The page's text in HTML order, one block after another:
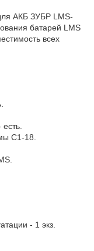
АКБ ЗУБР LMS-
батарей LMS
всех
С1-18.
- 1 экз.